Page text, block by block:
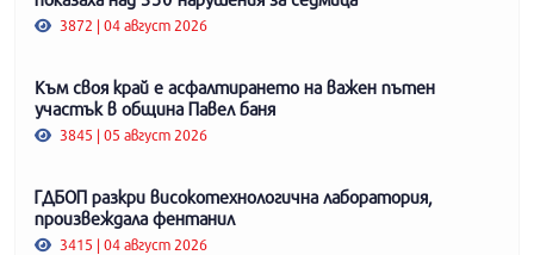
3872 | 04 август 2026
Към своя край е асфалтирането на важен пътен
участък в община Павел баня
3845 | 05 август 2026
ГДБОП разкри високотехнологична лаборатория,
произвеждала фентанил
3415 | 04 август 2026